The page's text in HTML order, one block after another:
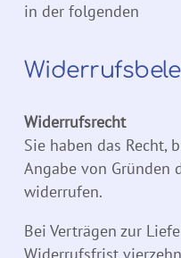
in der folgenden
Widerrufsrecht
Sie haben das Recht,
Angabe von Gründen
widerrufen.
Bei Verträgen zur